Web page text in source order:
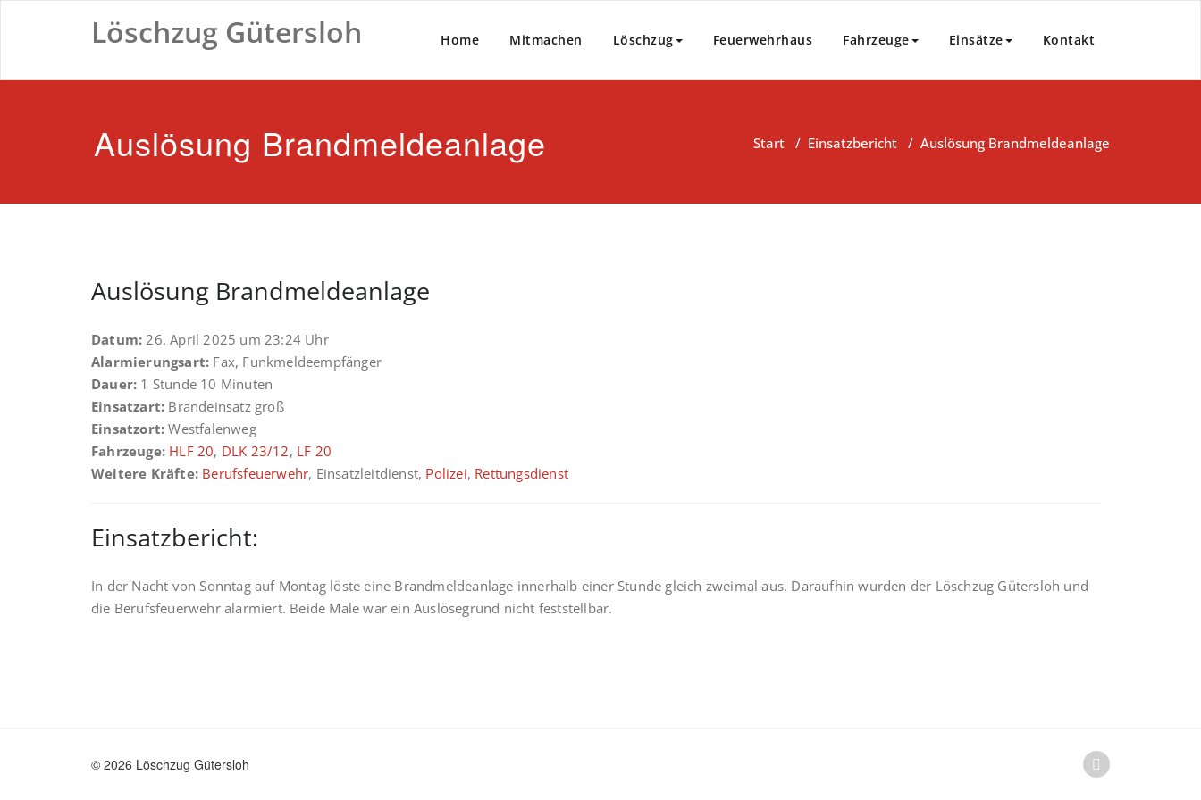
Löschzug Gütersloh Home Mitmachen Löschzug Feuerwehrhaus Fahrzeuge Einsätze Kontakt
Auslösung Brandmeldeanlage Start / Einsatzbericht / Auslösung Brandmeldeanlage
Auslösung Brandmeldeanlage
Datum: 26. April 2025 um 23:24 Uhr
Alarmierungsart: Fax, Funkmeldeempfänger
Dauer: 1 Stunde 10 Minuten
Einsatzart: Brandeinsatz groß
Einsatzort: Westfalenweg
Fahrzeuge: HLF 20, DLK 23/12, LF 20
Weitere Kräfte: Berufsfeuerwehr, Einsatzleitdienst, Polizei, Rettungsdienst
Einsatzbericht:
In der Nacht von Sonntag auf Montag löste eine Brandmeldeanlage innerhalb einer Stunde gleich zweimal aus. Daraufhin wurden der Löschzug Gütersloh und
die Berufsfeuerwehr alarmiert. Beide Male war ein Auslösegrund nicht feststellbar.
© 2026 Löschzug Gütersloh